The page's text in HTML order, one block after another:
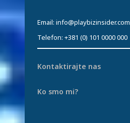
Email: info@playbizinsider.com
Telefon: +381 (0) 101 0000 000
Kontaktirajte nas
Ko smo mi?